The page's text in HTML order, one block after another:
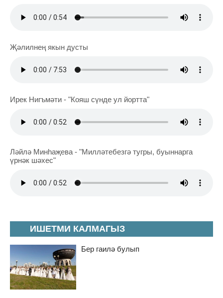
ИШЕТМИ КАЛМАГЫЗ
Бер гаилә булып
Җәлилнең якын дусты
Ирек Нигъмәти - "Кояш сүнде ул йортта"
Ләйлә Минһаҗева - "Милләтебезгә тугры, буыннарга
үрнәк шәхес"